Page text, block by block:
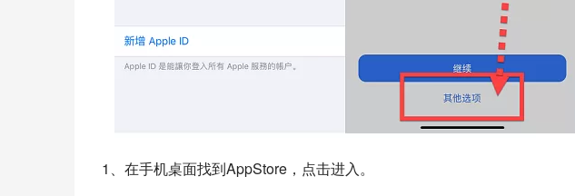
1、在手机桌面找到AppStore，点击进入。